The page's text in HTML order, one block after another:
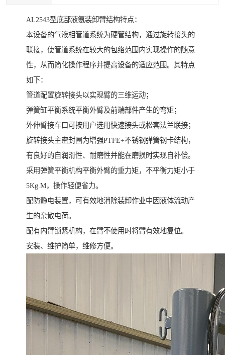
AL2543型底部液氨装卸臂结构特点：
本设备的气液相管道系统为硬管结构，通过旋转接头的
联接，使管道系统在较大的包络范围内实现操作的随意
性，从而简化操作程序并提高设备的适应范围。其特点
如下：
管道配置旋转接头以实现臂的三维运动；
弹簧缸平衡系统平衡外臂及前端部件产生的弯矩；
外伸臂接车口可按用户选用快速接头或松套法兰联接；
旋转接头主密封圈为增强PTFE+不锈钢弹簧钢卡结构，
有良好的自润滑性、耐磨性并能在磨损时实现自补偿。
采用弹簧平衡机构平衡外臂的重力矩，不平衡力矩小于
5Kg.M，操作轻便省力。
配防静电装置，可有效地消除装卸作业中因液体流动产
生的杂散电荷。
配有内臂锁紧机构，在臂不使用时将臂有效地复位。
安装、维护简单，维修方便。